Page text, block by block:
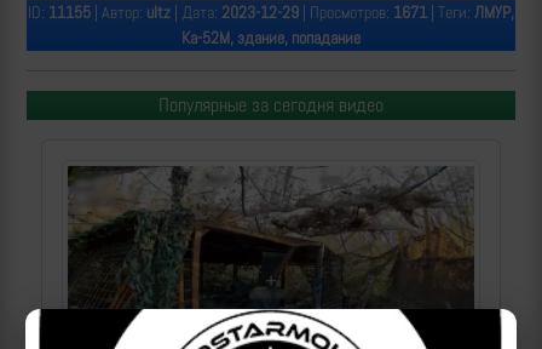
ID: 11155 | Автор: ultz | Дата: 2023-12-29 | Просмотров: 1671 | Теги: ЛМУР,
Ка-52М, здание, попадание
Популярные за сегодня видео